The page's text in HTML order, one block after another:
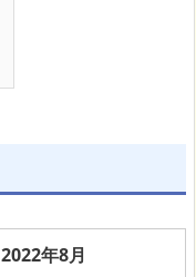
2022年8月